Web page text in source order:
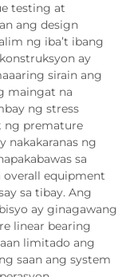
testing at
ang design
ng iba’t ibang
ay
sirain ang
maingat na
ng stress
ng premature
nakakaranas ng
sa
equipment
sa tibay. Ang
ay ginagawang
linear bearing
limitado ang
saan ang system